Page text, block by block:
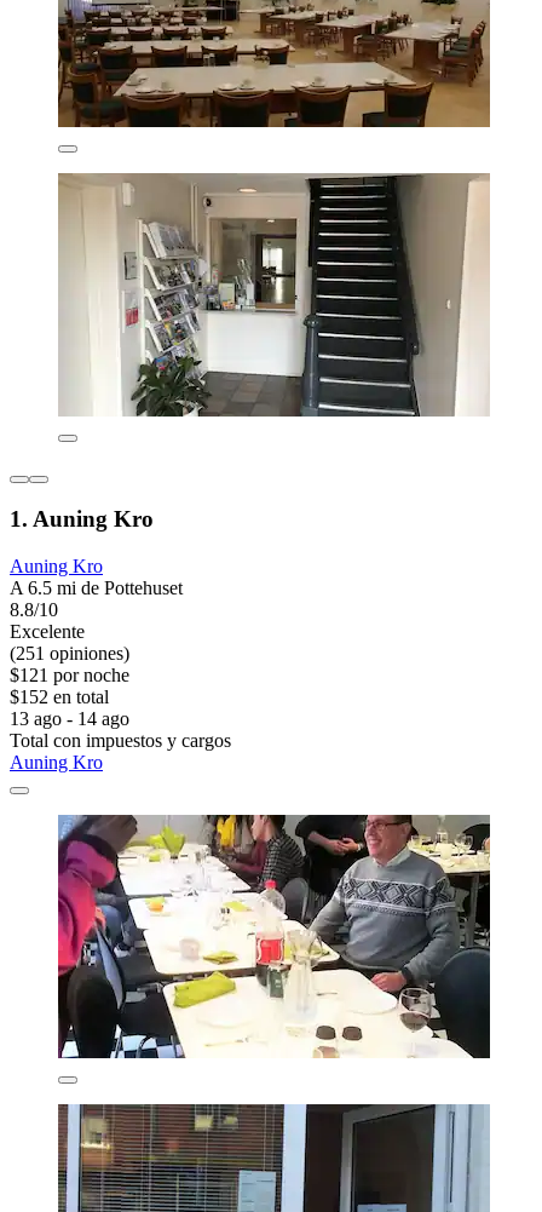
1. Auning Kro
Auning Kro
A 6.5 mi de Pottehuset
8.8/10
Excelente
(251 opiniones)
$121 por noche
$152 en total
13 ago - 14 ago
Total con impuestos y cargos
Auning Kro